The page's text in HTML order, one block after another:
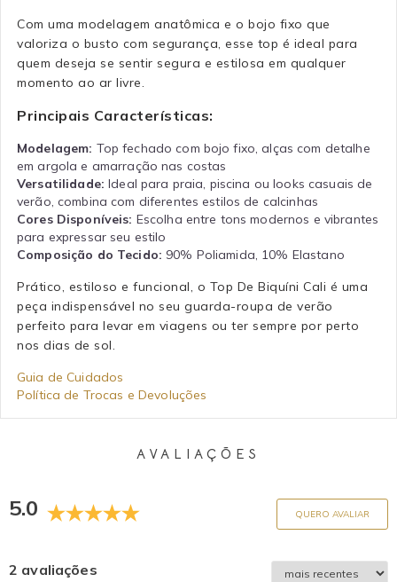
Com uma modelagem anatômica e o bojo fixo que
valoriza o busto com segurança, esse top é ideal para
quem deseja se sentir segura e estilosa em qualquer
momento ao ar livre.
Principais Características:
Modelagem: Top fechado com bojo fixo, alças com detalhe
em argola e amarração nas costas
Versatilidade: Ideal para praia, piscina ou looks casuais de
verão, combina com diferentes estilos de calcinhas
Cores Disponíveis: Escolha entre tons modernos e vibrantes
para expressar seu estilo
Composição do Tecido: 90% Poliamida, 10% Elastano
Prático, estiloso e funcional, o Top De Biquíni Cali é uma
peça indispensável no seu guarda-roupa de verão
perfeito para levar em viagens ou ter sempre por perto
nos dias de sol.
Guia de Cuidados
Política de Trocas e Devoluções
AVALIAÇÕES
5.0 QUERO AVALIAR
2 avaliações